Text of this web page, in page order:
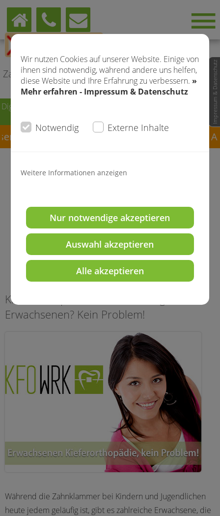
Wir nutzen Cookies auf unserer Website. Einige von
ihnen sind notwendig, während andere uns helfen,
diese Website und Ihre Erfahrung zu verbessern. »
Mehr erfahren - Impressum & Datenschutz
Notwendig Externe Inhalte
Weitere Informationen anzeigen
Nur notwendige akzeptieren
Auswahl akzeptieren
Alle akzeptieren
Impressum & Datenschutz
Teja Will & Team · Essen
Zahnärztin · Tätigkeitsschwerpunkt Kieferorthopädie
Digitale + manuelle Kieferorthopädie Teja Will & Team · Essen ·
geänderten Öffnungszeiten in den Ferien.
digitale und manuelle
Kieferorthopädie Teja Will
Essen
Kieferorthopädische Behandlung bei
Erwachsenen? Kein Problem!
Während die Zahnklammer bei Kindern und Jugendlichen
heute jedem geläufig ist, gibt es zahlreiche Erwachsene, die